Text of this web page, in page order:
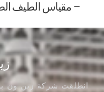
– مقياس الطيف
انطلقت شركة زين ون